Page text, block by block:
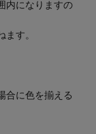
内になりますの
す。
合に色を揃える